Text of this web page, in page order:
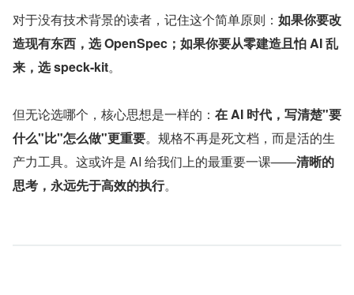
对于没有技术背景的读者，记住这个简单原则： 如果你要改
造现有东西，选 OpenSpec；如果你要从零建造且怕 AI 乱
来，选 speck-kit。
但无论选哪个，核心思想是一样的： 在 AI 时代，写清楚"要
什么"比"怎么做"更重要。规格不再是死文档，而是活的生
产力工具。这或许是 AI 给我们上的最重要一课——清晰的
思考，永远先于高效的执行。